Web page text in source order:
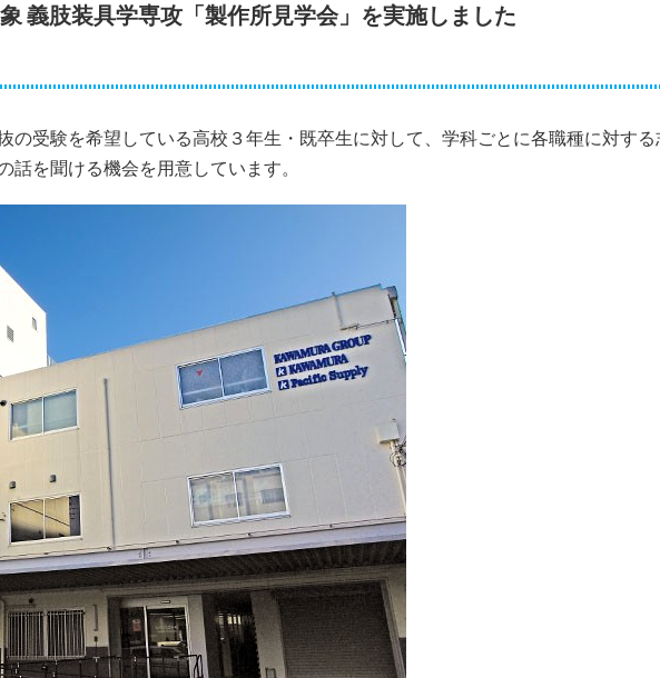
象 義肢装具学専攻「製作所見学会」を実施しました
の受験を希望している高校３年生・既卒生に対して、学科ごとに各職種に対す
を聞ける機会を用意しています。